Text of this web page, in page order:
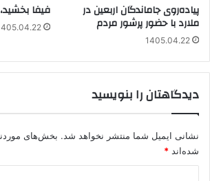
پیاده‌روی جاماندگان اربعین در
ملارد با حضور پرشور مردم
1405.04.22
فیفا
دیدگاهتان را بنویسید
نشانی ایمیل شما منتشر نخواهد شد. بخش‌های
شده‌اند *